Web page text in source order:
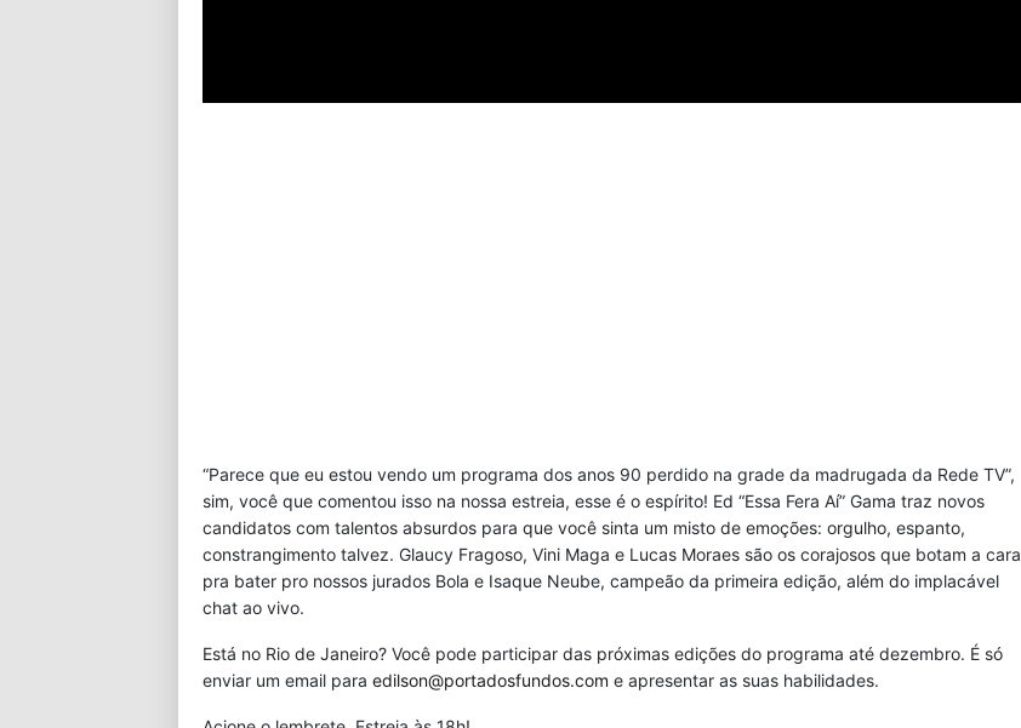
“Parece que eu estou vendo um programa dos anos 90 perdido na grade da madrugada da Rede TV”,
sim, você que comentou isso na nossa estreia, esse é o espírito! Ed “Essa Fera Aí” Gama traz novos
candidatos com talentos absurdos para que você sinta um misto de emoções: orgulho, espanto,
constrangimento talvez. Glaucy Fragoso, Vini Maga e Lucas Moraes são os corajosos que botam a cara
pra bater pro nossos jurados Bola e Isaque Neube, campeão da primeira edição, além do implacável
chat ao vivo.
Está no Rio de Janeiro? Você pode participar das próximas edições do programa até dezembro. É só
enviar um email para edilson@portadosfundos.com e apresentar as suas habilidades.